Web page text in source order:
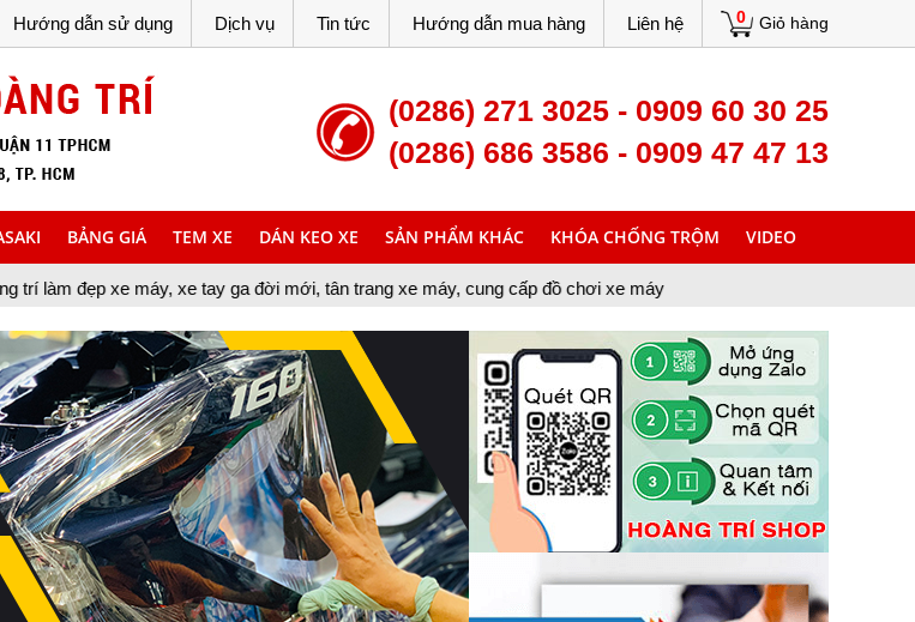
0 Giỏ hàng
Hướng dẫn sử dụng Dịch vụ Tin tức Hướng dẫn mua hàng Liên hệ
(0286) 271 3025 - 0909 60 30 25
(0286) 686 3586 - 0909 47 47 13
BẢNG GIÁ TEM XE DÁN KEO XE SẢN PHẨM KHÁC KHÓA CHỐNG TRỘM VIDEO
máy, xe tay ga đời mới, tân trang xe máy, cung cấp đồ chơi xe máy